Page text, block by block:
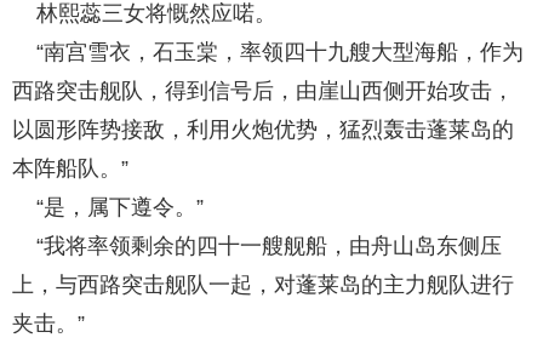
林熙蕊三女将慨然应喏。
“南宫雪衣，石玉棠，率领四十九艘大型海船，作为
西路突击舰队，得到信号后，由崖山西侧开始攻击，
以圆形阵势接敌，利用火炮优势，猛烈轰击蓬莱岛的
本阵船队。”
“是，属下遵令。”
“我将率领剩余的四十一艘舰船，由舟山岛东侧压
上，与西路突击舰队一起，对蓬莱岛的主力舰队进行
夹击。”